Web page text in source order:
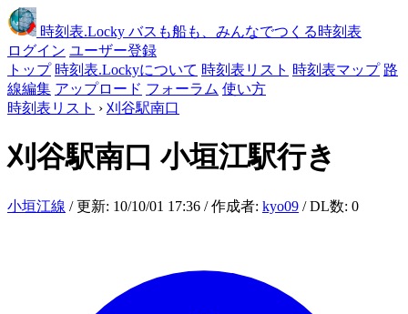
時刻表.Locky バスも船も、みんなでつくる時刻表
ログイン ユーザー登録
トップ 時刻表.Lockyについて 時刻表リスト 時刻表マップ 路
線編集 アップロード フォーラム 使い方
時刻表リスト › 刈谷駅南口
刈谷駅南口 小垣江駅行き
小垣江線 / 更新: 10/10/01 17:36 / 作成者: kyo09 / DL数: 0